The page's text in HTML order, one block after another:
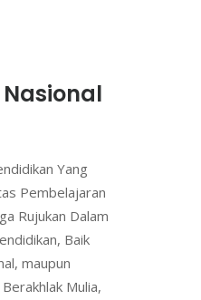
Nasional
Yang
Pembelajaran
Rujukan Dalam
Baik
maupun
Mulia,